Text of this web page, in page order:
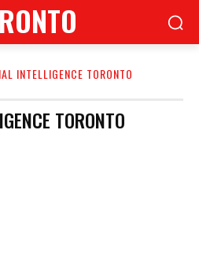
INTELLIGENCE TORONTO
TORONTO